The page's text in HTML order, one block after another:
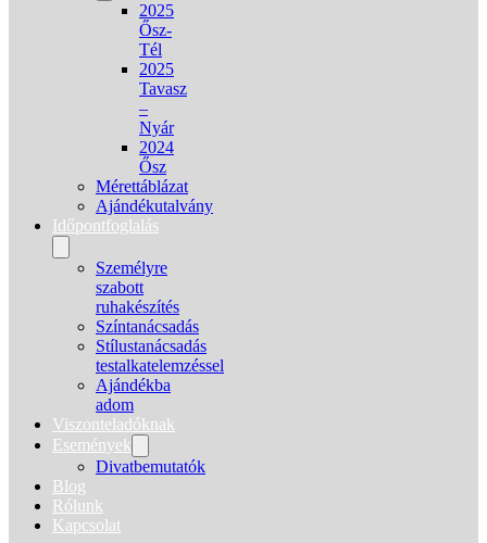
2025
Ősz-
Tél
2025
Tavasz
–
Nyár
2024
Ősz
Mérettáblázat
Ajándékutalvány
Időpontfoglalás
Személyre
szabott
ruhakészítés
Színtanácsadás
Stílustanácsadás
testalkatelemzéssel
Ajándékba
adom
Viszonteladóknak
Események
Divatbemutatók
Blog
Rólunk
Kapcsolat